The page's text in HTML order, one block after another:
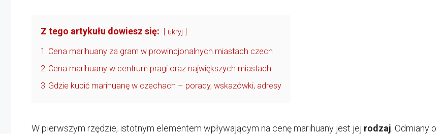
Z tego artykułu dowiesz się: ukryj
1 Cena marihuany za gram w prowincjonalnych miastach czech
2 Cena marihuany w centrum pragi oraz największych miastach
3 Gdzie kupić marihuanę w czechach – porady, wskazówki, adresy
W pierwszym rzędzie, istotnym elementem wpływającym na cenę marihuany jest jej rodzaj . Odmiany o